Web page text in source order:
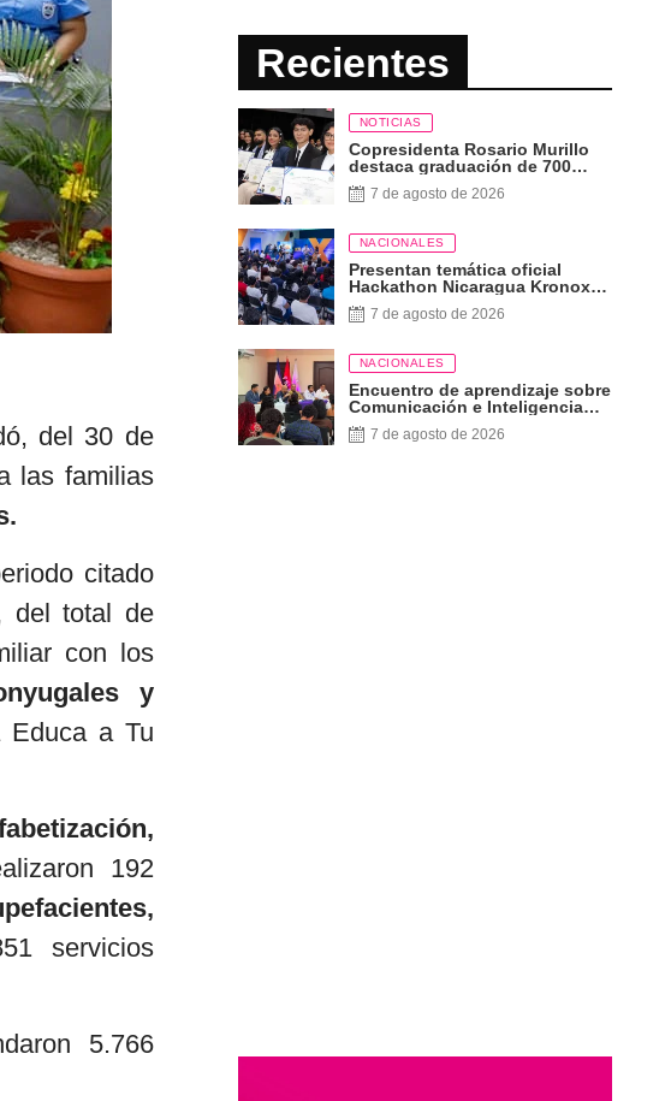
del 30 de
las familias
citado
del total de
con los
y
Educa a Tu
192
servicios
5.766
Recientes
NOTICIAS
Copresidenta Rosario Murillo
destaca graduación de 700
nuevos profesionales Pueblo
Presidente
7 de agosto de 2026
NACIONALES
Presentan temática oficial
Hackathon Nicaragua Kronox
2026, 10 años ¡Siempre Más
Allá!7 de agosto de 2026
NACIONALES
Encuentro de aprendizaje sobre
Comunicación e Inteligencia
Artificial
7 de agosto de 2026